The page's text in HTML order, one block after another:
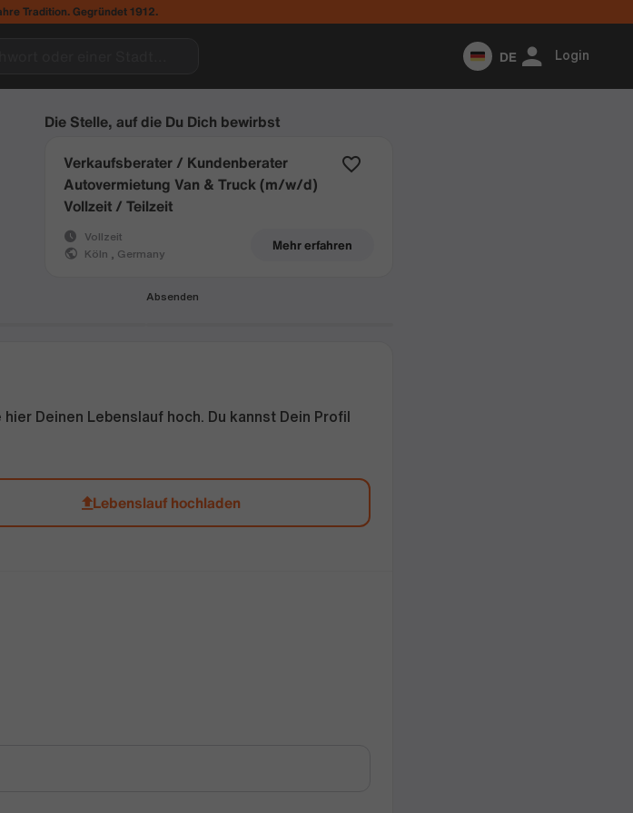
Tradition. Gegründet 1912.
DE Login
Die Stelle, auf die Du Dich bewirbst
Verkaufsberater / Kundenberater
Autovermietung Van & Truck (m/w/d)
Vollzeit / Teilzeit
Vollzeit
Köln , Germany
Mehr erfahren
Absenden
Deinen Lebenslauf hoch. Du kannst Dein Profil
Lebenslauf hochladen